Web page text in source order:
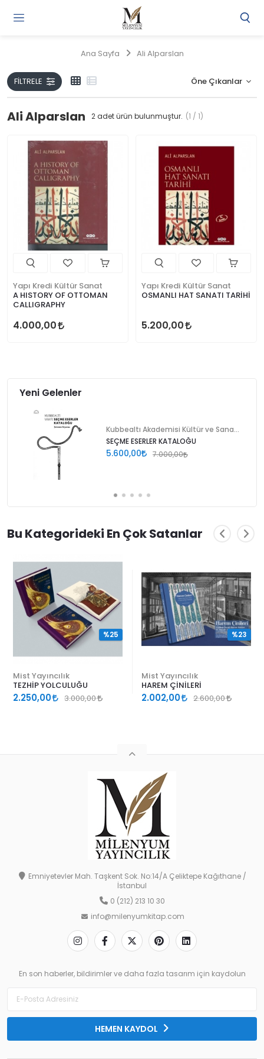
Ana Sayfa Ali Alparslan
FILTRELE
Ali Alparslan 2 adet ürün bulunmuştur. (1 / 1)
Yapı Kredi Kültür Sanat
A HISTORY OF OTTOMAN
CALLIGRAPHY
4.000,00
Yapı Kredi Kültür Sanat
OSMANLI HAT SANATI TARİHİ
5.200,00
Yeni Gelenler
SEÇME ESERLER KATALOĞU
5.600,00 7.000,00
Bu Kategorideki En Çok Satanlar
Mist Yayıncılık
TEZHİP YOLCULUĞU
2.250,00 3.000,00
%25
Mist Yayıncılık
HAREM ÇİNİLERİ
2.002,00 2.600,00
%23
Emniyetevler Mah. Taşkent Sok. No:14/A Çeliktepe Kağıthane /
İstanbul
0 (212) 213 10 30
info@milenyumkitap.com
En son haberler, bildirimler ve daha fazla tasarım için kaydolun
HEMEN KAYDOL